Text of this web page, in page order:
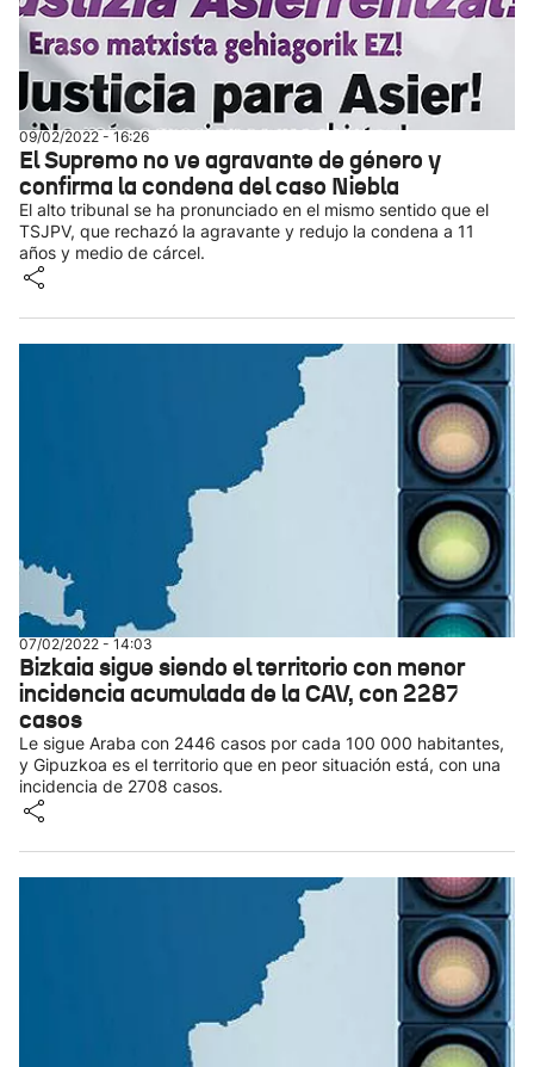
09/02/2022 - 16:26
El Supremo no ve agravante de género y
confirma la condena del caso Niebla
El alto tribunal se ha pronunciado en el mismo sentido que el
TSJPV, que rechazó la agravante y redujo la condena a 11
años y medio de cárcel.
07/02/2022 - 14:03
Bizkaia sigue siendo el territorio con menor
incidencia acumulada de la CAV, con 2287
casos
Le sigue Araba con 2446 casos por cada 100 000 habitantes,
y Gipuzkoa es el territorio que en peor situación está, con una
incidencia de 2708 casos.